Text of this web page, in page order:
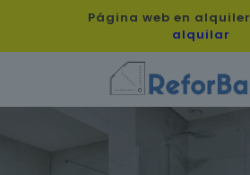
Página web en alquiler
alquilar